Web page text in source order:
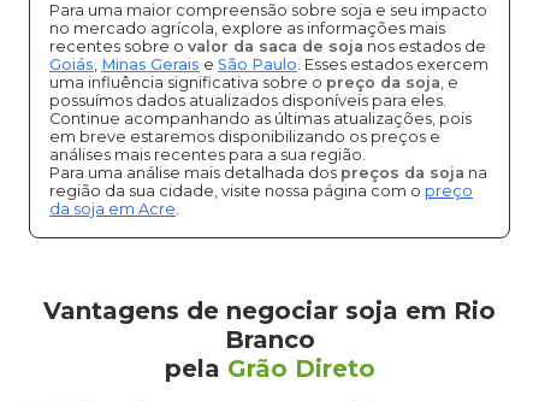
Para uma maior compreensão sobre soja e seu impacto
no mercado agrícola, explore as informações mais
recentes sobre o valor da saca de soja nos estados de
Goiás, Minas Gerais e São Paulo. Esses estados exercem
uma influência significativa sobre o preço da soja, e
possuímos dados atualizados disponíveis para eles.
Continue acompanhando as últimas atualizações, pois
em breve estaremos disponibilizando os preços e
análises mais recentes para a sua região.
Para uma análise mais detalhada dos preços da soja na
região da sua cidade, visite nossa página com o preço
da soja em Acre.
Vantagens de negociar soja em Rio
Branco
pela Grão Direto